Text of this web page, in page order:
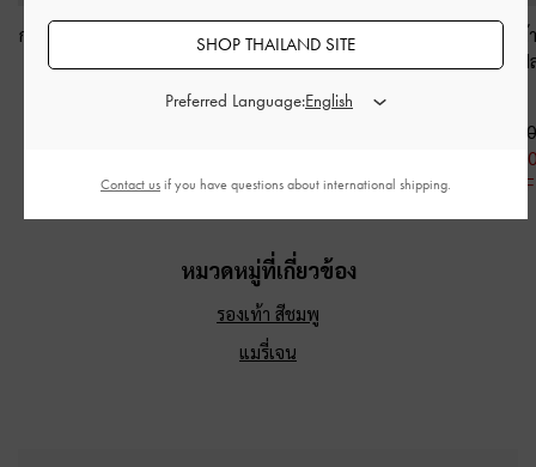
กระเป๋าทรงลูกบาศก์ลายค
วิลท์ดีไซน์หูจับด้านบน
กระเป๋าคล้องข้อมือดีไซน์
กระเป๋าทรงถัง
-
สี
฿2,590.00
฿1,813.00
30% OFF
หมวดหมู่ที่เกี่ยวข้อง
รองเท้า สีชมพู
แมรี่เจน
SHOP THAILAND SITE
Preferred Language:
Contact us if you have questions about international shipping.